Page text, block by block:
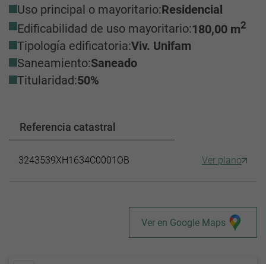
Uso principal o mayoritario:Residencial
Edificabilidad de uso mayoritario:180,00 m2
Tipología edificatoria:Viv. Unifam
Saneamiento:Saneado
Titularidad:50%
Referencia catastral
3243539XH1634C0001OB Ver plano
Ver en Google Maps